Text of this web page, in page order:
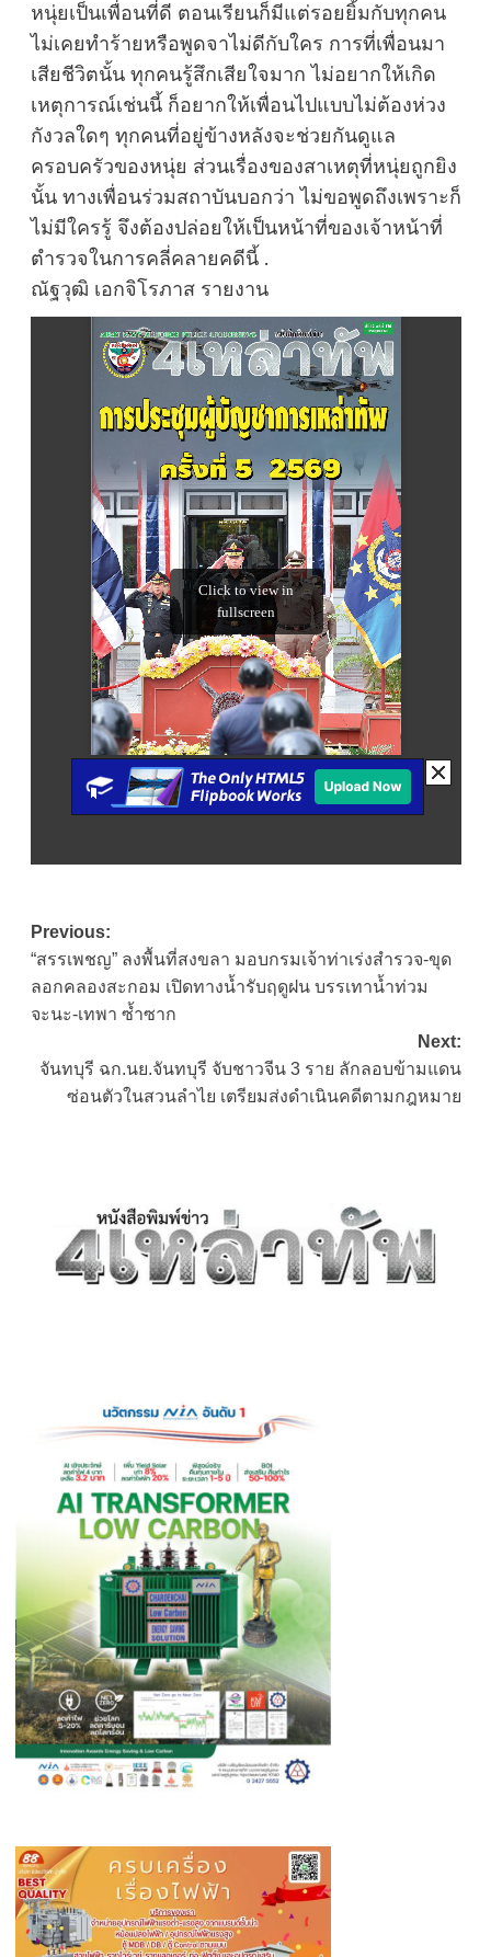
หนุ่ยเป็นเพื่อนที่ดี ตอนเรียนก็มีแต่รอยยิ้มกับทุกคน
ไม่เคยทำร้ายหรือพูดจาไม่ดีกับใคร การที่เพื่อนมา
เสียชีวิตนั้น ทุกคนรู้สึกเสียใจมาก ไม่อยากให้เกิด
เหตุการณ์เช่นนี้ ก็อยากให้เพื่อนไปแบบไม่ต้องห่วง
กังวลใดๆ ทุกคนที่อยู่ข้างหลังจะช่วยกันดูแล
ครอบครัวของหนุ่ย ส่วนเรื่องของสาเหตุที่หนุ่ยถูกยิง
นั้น ทางเพื่อนร่วมสถาบันบอกว่า ไม่ขอพูดถึงเพราะก็
ไม่มีใครรู้ จึงต้องปล่อยให้เป็นหน้าที่ของเจ้าหน้าที่
ตำรวจในการคลี่คลายคดีนี้ .
ณัฐวุฒิ เอกจิโรภาส รายงาน
Post
navigation
Previous:
“สรรเพชญ” ลงพื้นที่สงขลา มอบกรมเจ้าท่าเร่งสำรวจ-ขุด
ลอกคลองสะกอม เปิดทางน้ำรับฤดูฝน บรรเทาน้ำท่วม
จะนะ-เทพา ซ้ำซาก
Next:
จันทบุรี ฉก.นย.จันทบุรี จับชาวจีน 3 ราย ลักลอบข้ามแดน
ซ่อนตัวในสวนลำไย เตรียมส่งดำเนินคดีตามกฎหมาย